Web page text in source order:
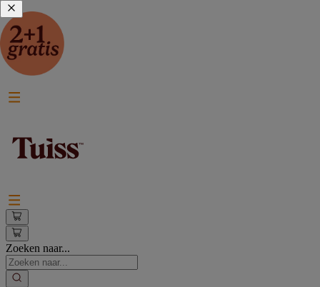
Zoeken naar...